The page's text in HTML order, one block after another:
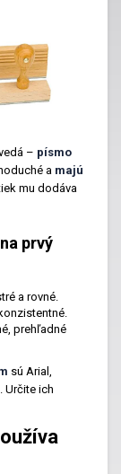
– písmo
a majú
mu dodáva
prvý
a rovné.
prehľadné
sú Arial,
Určite ich